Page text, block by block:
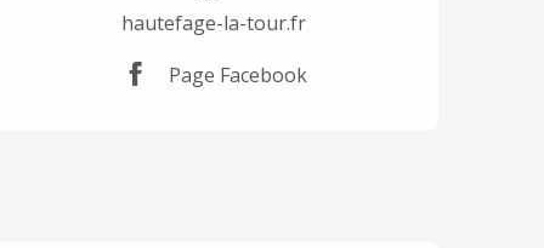
hautefage-la-tour.fr
Page Facebook